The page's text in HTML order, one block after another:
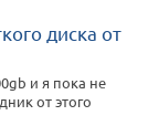
диска от
и я пока не
от этого